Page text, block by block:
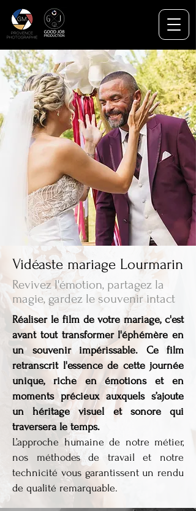
Vidéaste mariage Lourmarin
Revivez l'émotion, partagez la
magie, gardez le souvenir intact
Réaliser le film de votre mariage, c'est
avant tout transformer l'éphémère en
un souvenir impérissable. Ce film
retranscrit l'essence de cette journée
unique, riche en émotions et en
moments précieux auxquels s’ajoute
un héritage visuel et sonore qui
traversera le temps.
L’approche humaine de notre métier,
nos méthodes de travail et notre
technicité vous garantissent un rendu
de qualité remarquable.